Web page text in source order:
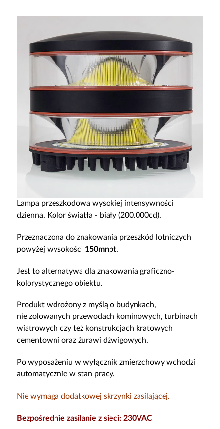
Lampa przeszkodowa wysokiej intensywności
dzienna. Kolor światła - biały (200.000cd).
Przeznaczona do znakowania przeszkód lotniczych
powyżej wysokości 150mnpt.
Jest to alternatywa dla znakowania graficzno-
kolorystycznego obiektu.
Produkt wdrożony z myślą o budynkach,
nieizolowanych przewodach kominowych, turbinach
wiatrowych czy też konstrukcjach kratowych
cementowni oraz żurawi dźwigowych.
Po wyposażeniu w wyłącznik zmierzchowy wchodzi
automatycznie w stan pracy.
Nie wymaga dodatkowej skrzynki zasilającej.
Bezpośrednie zasilanie z sieci: 230VAC